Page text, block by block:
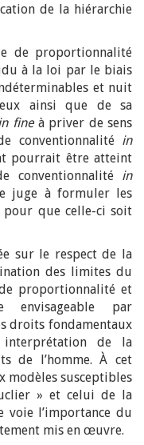
de la hiérarchie
de proportionnalité
à la loi par le biais
et nuit
ainsi que de sa
fineà priver de sens
conventionnalité in
pourrait être atteint
conventionnalité in
juge à formuler les
pour que celle-ci soit
sur le respect de la
des limites du
proportionnalité et
par
droits fondamentaux
de la
de l’homme. À cet
modèles susceptibles
» et celui de la
voie l’importance du
mis en œuvre.